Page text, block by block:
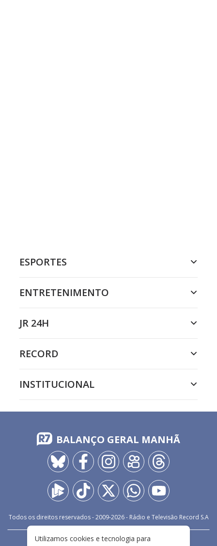
ESPORTES
ENTRETENIMENTO
JR 24H
RECORD
INSTITUCIONAL
BALANÇO GERAL MANHÃ
Todos os direitos reservados - 2009-2026- Rádio e Televisão Record S.A
PRIVACIDADE
Utilizamos cookies e tecnologia para